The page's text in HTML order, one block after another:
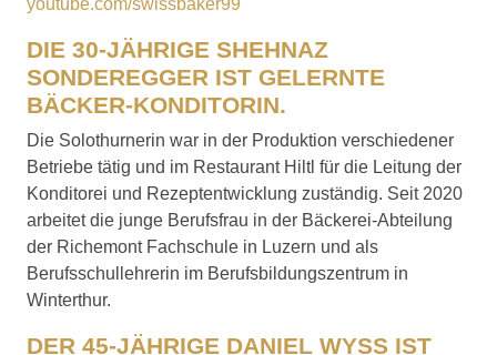
youtube.com/swissbaker99
DIE 30-JÄHRIGE SHEHNAZ
SONDEREGGER IST GELERNTE
BÄCKER-KONDITORIN.
Die Solothurnerin war in der Produktion verschiedener
Betriebe tätig und im Restaurant Hiltl für die Leitung der
Konditorei und Rezeptentwicklung zuständig. Seit 2020
arbeitet die junge Berufsfrau in der Bäckerei-Abteilung
der Richemont Fachschule in Luzern und als
Berufsschullehrerin im Berufsbildungszentrum in
Winterthur.
DER 45-JÄHRIGE DANIEL WYSS IST